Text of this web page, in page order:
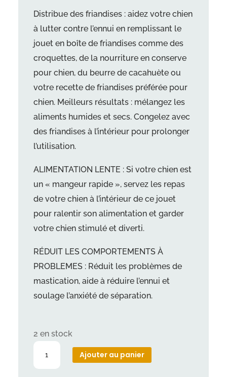
Distribue des friandises : aidez votre chien
à lutter contre l’ennui en remplissant le
jouet en boîte de friandises comme des
croquettes, de la nourriture en conserve
pour chien, du beurre de cacahuète ou
votre recette de friandises préférée pour
chien. Meilleurs résultats : mélangez les
aliments humides et secs. Congelez avec
des friandises à l’intérieur pour prolonger
l’utilisation.
ALIMENTATION LENTE : Si votre chien est
un « mangeur rapide », servez les repas
de votre chien à l’intérieur de ce jouet
pour ralentir son alimentation et garder
votre chien stimulé et diverti.
RÉDUIT LES COMPORTEMENTS À
PROBLEMES : Réduit les problèmes de
mastication, aide à réduire l’ennui et
soulage l’anxiété de séparation.
2 en stock
Ajouter au panier